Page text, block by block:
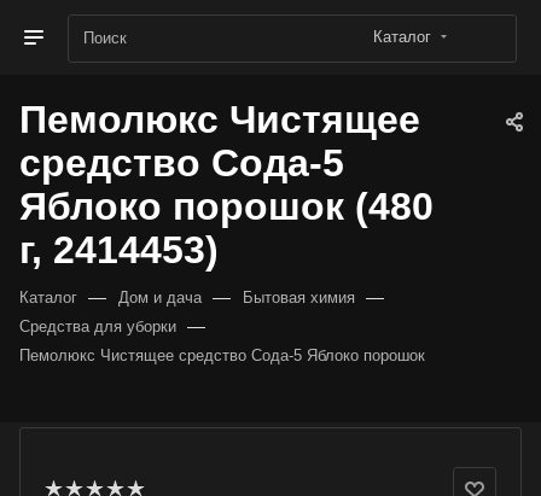
Каталог
Пемолюкс Чистящее
средство Сода-5
Яблоко порошок (480
г, 2414453)
Каталог — Дом и дача — Бытовая химия —
Средства для уборки —
Пемолюкс Чистящее средство Сода-5 Яблоко порошок